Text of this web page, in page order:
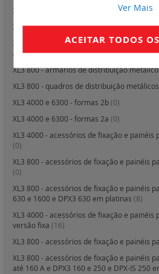
XL3 800 - quadros de distribuição metálicos
XL3 800 - armários de distribuição
XL3 800 - fixação de cabos e rodapés e
acessórios(14)
XL3 800 - armários de distribuição
XL3 800 - quadros de distribuição metálicos
XL3 4000 e 6300 - formas 2b(0)
XL3 4000 e 6300 - formas 2a (0)
XL3 4000 - acessórios de fixação e painéis
(0)
XL3 800 - acessórios de fixação e painéis
(0)
XL3 800 - acessórios de fixação e painéis
630 e 1600 e DPX3 630 em platinas (8)
XL3 4000 - acessórios de fixação e painéis
versão fixa (16)
XL3 800 - acessórios de fixação e painéis
XL3 800 - acessórios de fixação e painéis
até 160 A e DPX3 160 e 250 e DPX-IS 250
Ver Mais
ACEITAR TODOS